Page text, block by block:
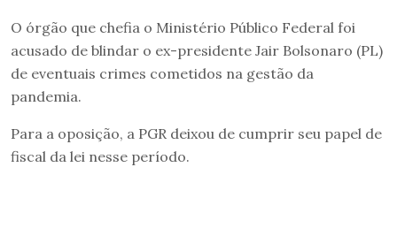
O órgão que chefia o Ministério Público Federal foi
acusado de blindar o ex-presidente Jair Bolsonaro (PL)
de eventuais crimes cometidos na gestão da
pandemia.
Para a oposição, a PGR deixou de cumprir seu papel de
fiscal da lei nesse período.